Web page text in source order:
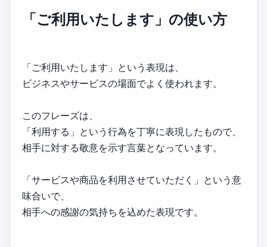
「ご利用いたします」の使い方
「ご利用いたします」という表現は、
ビジネスやサービスの場面でよく使われます。
このフレーズは、
「利用する」という行為を丁寧に表現したもので、
相手に対する敬意を示す言葉となっています。
「サービスや商品を利用させていただく」という意
味合いで、
相手への感謝の気持ちを込めた表現です。